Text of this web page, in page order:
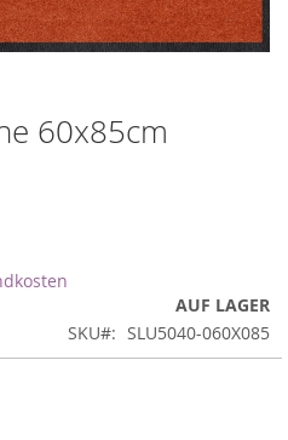
60x85cm
AUF LAGER
SKU
SLU5040-060X085